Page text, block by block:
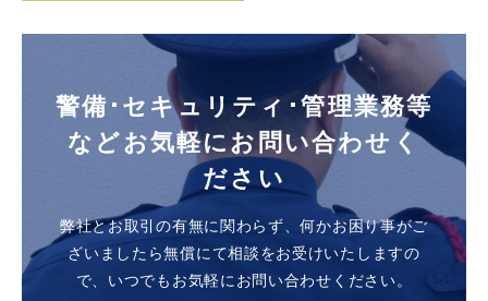
警備･セキュリティ･管理業務等
などお気軽にお問い合わせく
ださい
弊社とお取引の有無に関わらず、何かお困り事がご
ざいましたら無償にて相談をお受けいたしますの
で、 いつでもお気軽にお問い合わせください。